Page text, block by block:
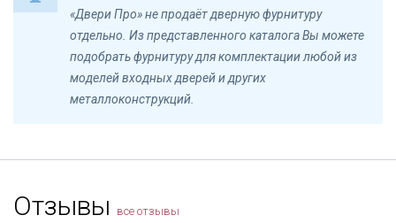
«Двери Про» не продаёт дверную фурнитуру
отдельно. Из представленного каталога Вы можете
подобрать фурнитуру для комплектации любой из
моделей входных дверей и других
металлоконструкций.
Отзывы все отзывы